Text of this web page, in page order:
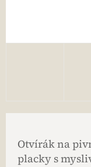
Otvírák na
placky s